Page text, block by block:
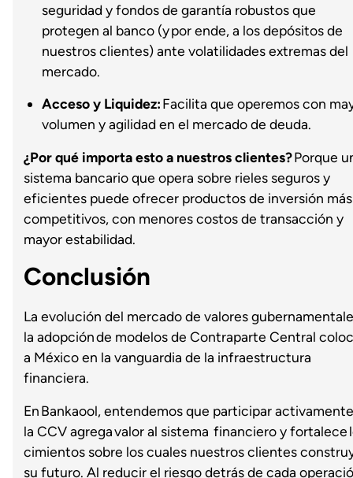
seguridad y fondos de garantía robustos que
protegen al banco (y por ende, a los depósitos de
nuestros clientes) ante volatilidades extremas del
mercado.
Acceso y Liquidez:Facilita que operemos con
volumen y agilidad en el mercado de deuda.
¿Por qué importa esto a nuestros clientes?Porque
sistema bancario que opera sobre rieles seguros y
eficientes puede ofrecer productos de inversión más
competitivos, con menores costos de transacción y
mayor estabilidad.
Conclusión
La evolución del mercado de valores
la adopción de modelos de Contraparte Central
a México en la vanguardia de la infraestructura
financiera.
En Bankaool, entendemos que participar
la CCV agrega valor al sistema financiero y fortalece
cimientos sobre los cuales nuestros clientes
su futuro. Al reducir el riesgo detrás de cada